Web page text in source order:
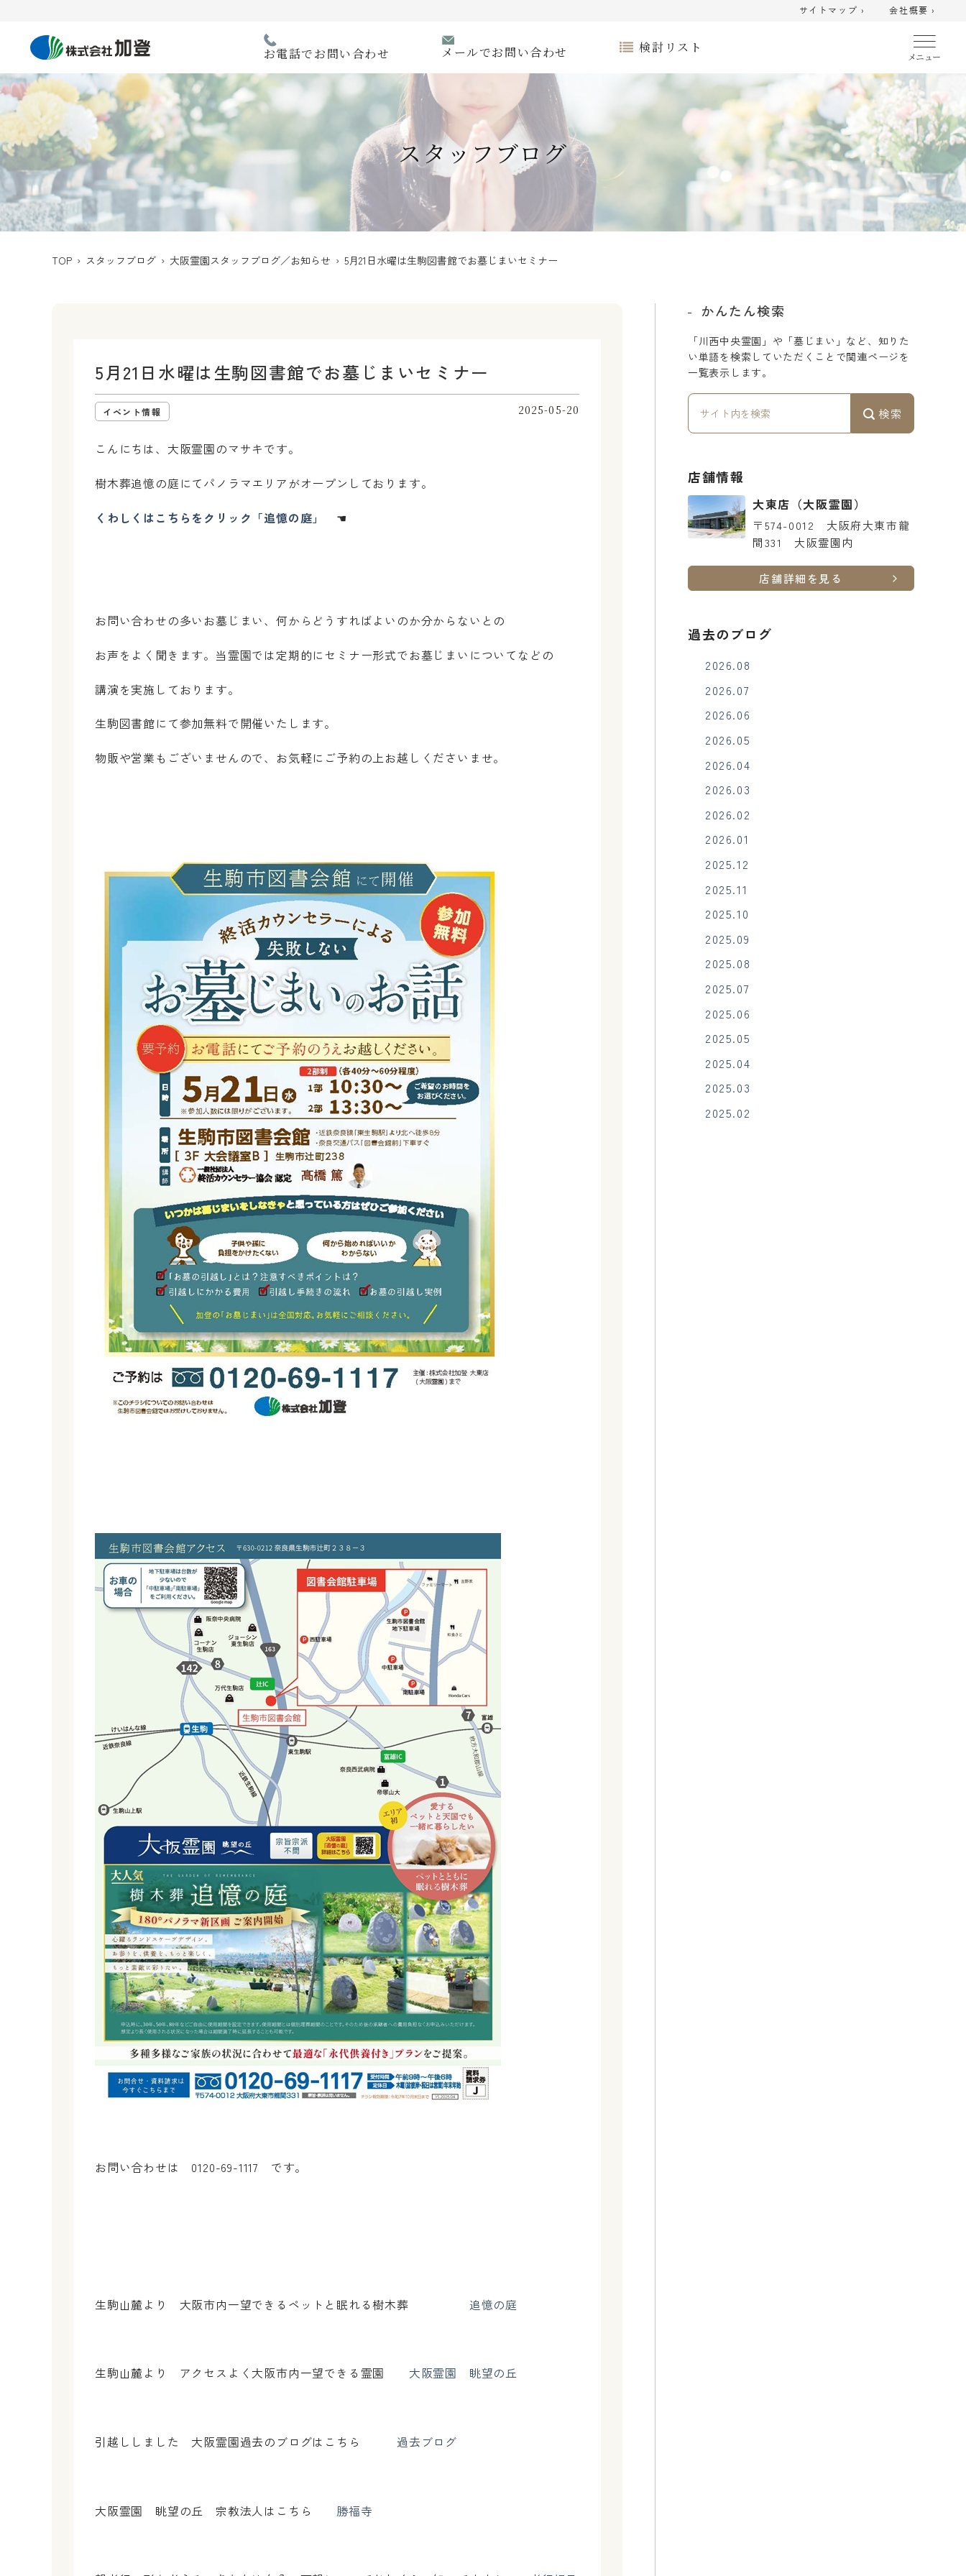
content
サイトマップ › 会社概要 ›
お電話でお問い合わせ メールでお問い合わせ 検討リスト
スタッフブログ
TOP › スタッフブログ › 大阪霊園スタッフブログ／お知らせ › 5月21日水曜は生駒図書館でお墓じまいセミナー
5月21日水曜は生駒図書館でお墓じまいセミナー
イベント情報 2025-05-20
こんにちは、大阪霊園のマサキです。
樹木葬追憶の庭にてパノラマエリアがオープンしております。
くわしくはこちらをクリック「追憶の庭」
☚
お問い合わせの多いお墓じまい、何からどうすればよいのか分からないとの
お声をよく聞きます。当霊園では定期的にセミナー形式でお墓じまいについてなどの
講演を実施しております。
生駒図書館にて参加無料で開催いたします。
物販や営業もございませんので、お気軽にご予約の上お越しくださいませ。
お問い合わせは 0120-69-1117 です。
生駒山麓より 大阪市内一望できるペットと眠れる樹木葬 追憶の庭
生駒山麓より アクセスよく大阪市内一望できる霊園 大阪霊園 眺望の丘
引越ししました 大阪霊園過去のブログはこちら過去ブログ
大阪霊園 眺望の丘 宗教法人はこちら 勝福寺
かんたん検索
「川西中央霊園」や「墓じまい」など、知りた
い単語を検索していただくことで関連ページを
一覧表示します。
検索
店舗情報
大東店 （大阪霊園）
〒574-0012 大阪府大東市龍
間331 大阪霊園内
店舗詳細を見る
過去のブログ
2026.08
2026.07
2026.06
2026.05
2026.04
2026.03
2026.02
2026.01
2025.12
2025.11
2025.10
2025.09
2025.08
2025.07
2025.06
2025.05
2025.04
2025.03
2025.02